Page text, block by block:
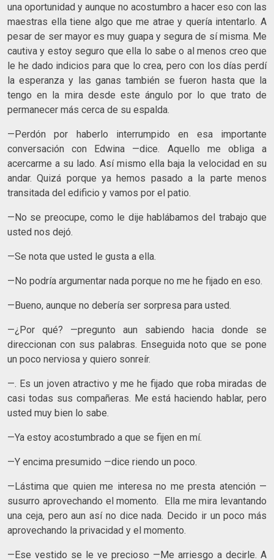
una oportunidad y aunque no acostumbro a hacer eso con las
maestras ella tiene algo que me atrae y quería intentarlo. A
pesar de ser mayor es muy guapa y segura de sí misma. Me
cautiva y estoy seguro que ella lo sabe o al menos creo que
le he dado indicios para que lo crea, pero con los días perdí
la esperanza y las ganas también se fueron hasta que la
tengo en la mira desde este ángulo por lo que trato de
permanecer más cerca de su espalda.
—Perdón por haberlo interrumpido en esa importante
conversación con Edwina —dice. Aquello me obliga a
acercarme a su lado. Así mismo ella baja la velocidad en su
andar. Quizá porque ya hemos pasado a la parte menos
transitada del edificio y vamos por el patio.
—No se preocupe, como le dije hablábamos del trabajo que
usted nos dejó.
—Se nota que usted le gusta a ella.
—No podría argumentar nada porque no me he fijado en eso.
—Bueno, aunque no debería ser sorpresa para usted.
—¿Por qué? —pregunto aun sabiendo hacia donde se
direccionan con sus palabras. Enseguida noto que se pone
un poco nerviosa y quiero sonreír.
—. Es un joven atractivo y me he fijado que roba miradas de
casi todas sus compañeras. Me está haciendo hablar, pero
usted muy bien lo sabe.
—Ya estoy acostumbrado a que se fijen en mí.
—Y encima presumido —dice riendo un poco.
—Lástima que quien me interesa no me presta atención —
susurro aprovechando el momento. Ella me mira levantando
una ceja, pero aun así no dice nada. Decido ir un poco más
aprovechando la privacidad y el momento.
—Ese vestido se le ve precioso —Me arriesgo a decirle. A